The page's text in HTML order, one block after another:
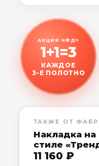
АКЦИЯ ЧФД+
1+1=3
КАЖДОЕ
3-Е ПОЛОТНО
ТАКЖЕ ОТ
Накладка
стиле
11 160 ₽